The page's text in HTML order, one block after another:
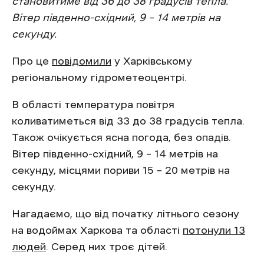
Вітер південно-східний, 9 – 14 метрів на
секунду.
Про це повідомили у Харківському
регіональному гідрометеоцентрі.
В області температура повітря
коливатиметься від 33 до 38 градусів тепла.
Також очікується ясна погода, без опадів.
Вітер південно-східний, 9 – 14 метрів на
секунду, місцями пориви 15 – 20 метрів на
секунду.
Нагадаємо, що від початку літнього сезону
на водоймах Харкова та області потонули 13
людей. Серед них троє дітей.